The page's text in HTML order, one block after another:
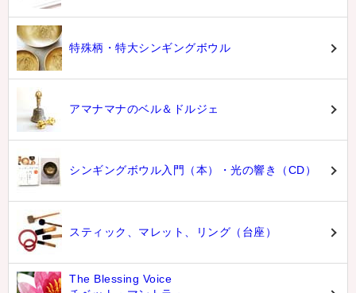
特殊柄・特大シンギングボウル
アマナマナのベル＆ドルジェ
シンギングボウル入門（本）・光の響き（CD）
スティック、マレット、リング（台座）
The Blessing Voice